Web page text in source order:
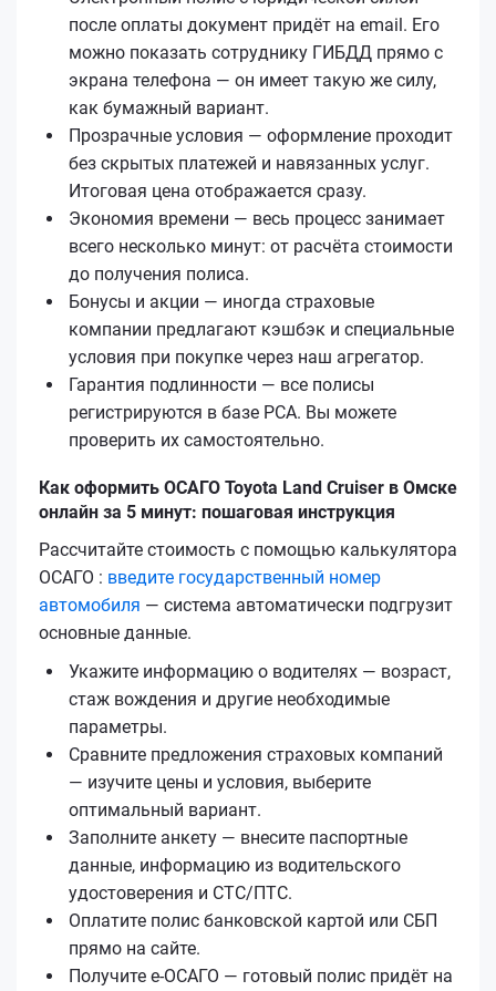
после оплаты документ придёт на email. Его
можно показать сотруднику ГИБДД прямо с
экрана телефона — он имеет такую же силу,
как бумажный вариант.
Прозрачные условия — оформление проходит
без скрытых платежей и навязанных услуг.
Итоговая цена отображается сразу.
Экономия времени — весь процесс занимает
всего несколько минут: от расчёта стоимости
до получения полиса.
Бонусы и акции — иногда страховые
компании предлагают кэшбэк и специальные
условия при покупке через наш агрегатор.
Гарантия подлинности — все полисы
регистрируются в базе РСА. Вы можете
проверить их самостоятельно.
Как оформить ОСАГО Toyota Land Cruiser в Омске
онлайн за 5 минут: пошаговая инструкция
Рассчитайте стоимость с помощью калькулятора
ОСАГО : введите государственный номер
автомобиля — система автоматически подгрузит
основные данные.
Укажите информацию о водителях — возраст,
стаж вождения и другие необходимые
параметры.
Сравните предложения страховых компаний
— изучите цены и условия, выберите
оптимальный вариант.
Заполните анкету — внесите паспортные
данные, информацию из водительского
удостоверения и СТС/ПТС.
Оплатите полис банковской картой или СБП
прямо на сайте.
Получите е‑ОСАГО — готовый полис придёт на